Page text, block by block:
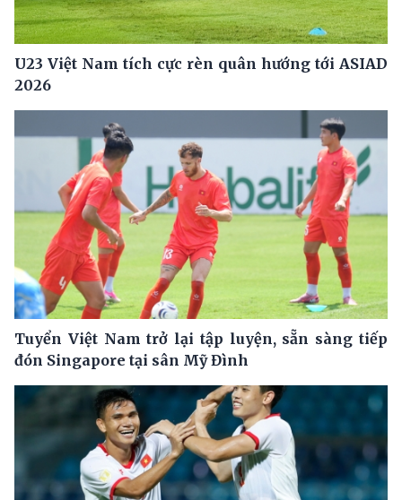
U23 Việt Nam tích cực rèn quân hướng tới ASIAD
2026
Tuyển Việt Nam trở lại tập luyện, sẵn sàng tiếp
đón Singapore tại sân Mỹ Đình